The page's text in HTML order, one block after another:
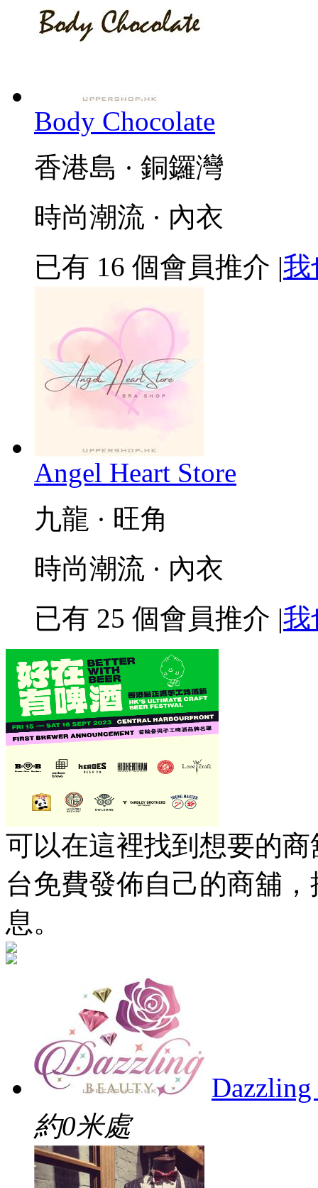
Body Chocolate
香港島 · 銅鑼灣
時尚潮流 · 內衣
已有 16 個會員推介 |我
Angel Heart Store
九龍 · 旺角
時尚潮流 · 內衣
已有 25 個會員推介 |我
可以在這裡找到想要的商
台免費發佈自己的商舖
息。
約0米處